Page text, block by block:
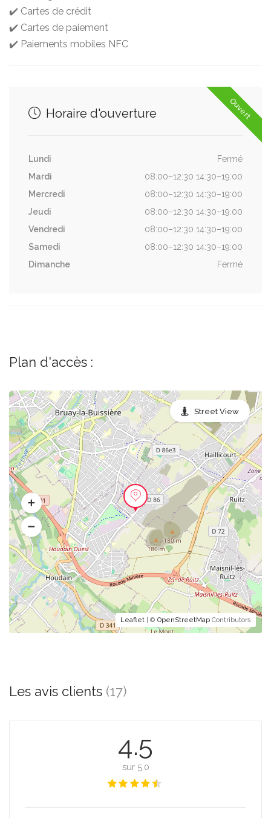
✔️ Cartes de crédit
✔️ Cartes de paiement
✔️ Paiements mobiles NFC
Ouvert
Horaire d'ouverture
Lundi
Fermé
Mardi
08:00–12:30 14:30–19:00
Mercredi
08:00–12:30 14:30–19:00
Jeudi
08:00–12:30 14:30–19:00
Vendredi
08:00–12:30 14:30–19:00
Samedi
08:00–12:30 14:30–19:00
Dimanche
Fermé
Plan d'accès :
Leaflet | © OpenStreetMap Contributors
Street View
Les avis clients (17)
4.5
sur 5.0